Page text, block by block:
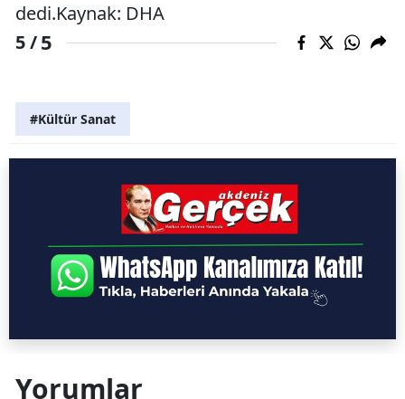
dedi.Kaynak: DHA
5 /5
#Kültür Sanat
Yorumlar